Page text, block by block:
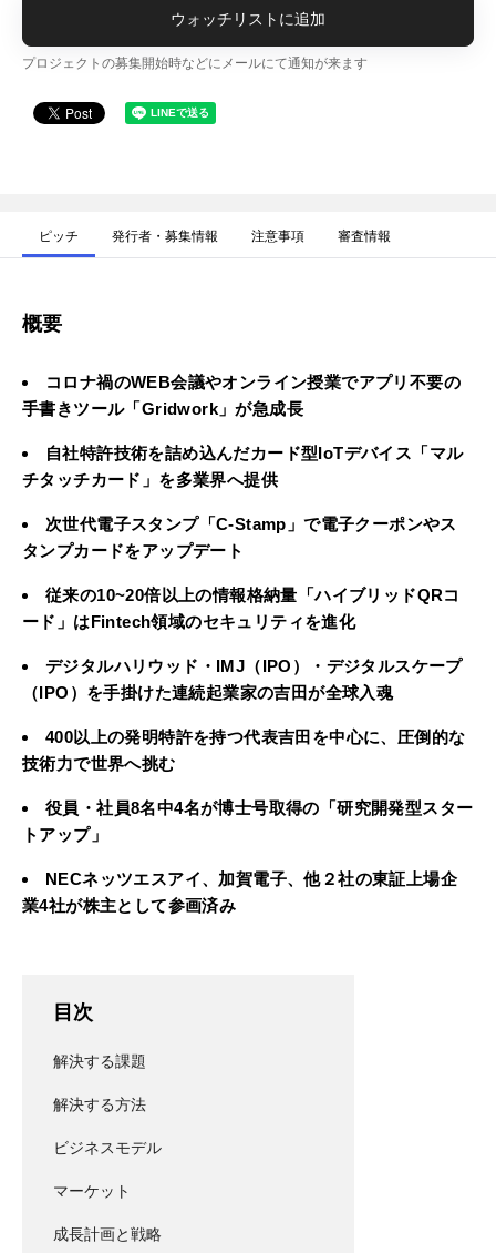
ウォッチリストに追加
プロジェクトの募集開始時などにメールにて通知が来ます
ピッチ 発行者・募集情報 注意事項 審査情報
概要
コロナ禍のWEB会議やオンライン授業でアプリ不要の
手書きツール「Gridwork」が急成長
自社特許技術を詰め込んだカード型IoTデバイス「マル
チタッチカード」を多業界へ提供
次世代電子スタンプ「C-Stamp」で電子クーポンやス
タンプカードをアップデート
従来の10~20倍以上の情報格納量「ハイブリッドQRコ
ード」はFintech領域のセキュリティを進化
デジタルハリウッド・IMJ（IPO）・デジタルスケープ
（IPO）を手掛けた連続起業家の吉田が全球入魂
400以上の発明特許を持つ代表吉田を中心に、圧倒的な
技術力で世界へ挑む
役員・社員8名中4名が博士号取得の「研究開発型スター
トアップ」
NECネッツエスアイ、加賀電子、他２社の東証上場企
業4社が株主として参画済み
目次
解決する課題
解決する方法
ビジネスモデル
マーケット
成長計画と戦略